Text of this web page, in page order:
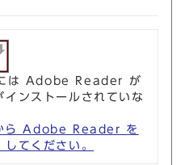
は Adobe Reader が
インストールされていな
ら Adobe Reader を
てください。